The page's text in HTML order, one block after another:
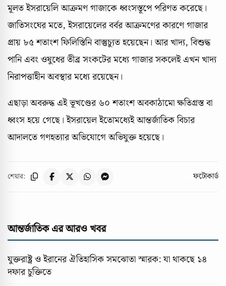
মূলত ইসরায়েলি আক্রমণ গাজাকে ধ্বংসস্তূপে পরিণত করেছে।
জাতিসংঘের মতে, ইসরায়েলের বর্বর আক্রমণের কারণে গাজার
প্রায় ৮৫ শতাংশ ফিলিস্তিনি বাস্তুচ্যুত হয়েছেন। আর খাদ্য, বিশুদ্ধ
পানি এবং ওষুধের তীব্র সংকটের মধ্যে গাজার সকলেই এখন খাদ্য
নিরাপত্তাহীন অবস্থার মধ্যে রয়েছেন।
এছাড়া অবরুদ্ধ এই ভূখণ্ডের ৬০ শতাংশ অবকাঠামো ক্ষতিগ্রস্ত বা
ধ্বংস হয়ে গেছে। ইসরায়েল ইতোমধ্যেই আন্তর্জাতিক বিচার
আদালতে গণহত্যার অভিযোগে অভিযুক্ত হয়েছে।
শেয়ার: ফটোকার্ড
আন্তর্জাতিক এর আরও খবর
যুক্তরাষ্ট্র ও ইরানের ঐতিহাসিক সমঝোতা স্মারক: যা থাকছে ১৪
দফার চুক্তিতে